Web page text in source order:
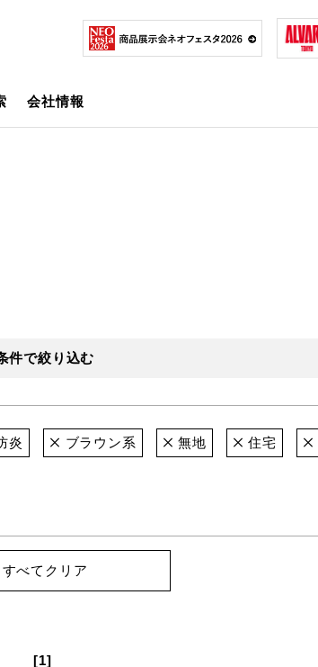
会社情報
件で絞り込む
炎 ブラウン系 無地 住宅
すべてクリア
[1]